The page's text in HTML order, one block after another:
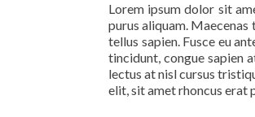
Lorem ipsum dolor sit
purus aliquam.
tellus sapien. Fusce eu
tincidunt, congue sapien
lectus at nisl cursus
elit, sit amet rhoncus erat